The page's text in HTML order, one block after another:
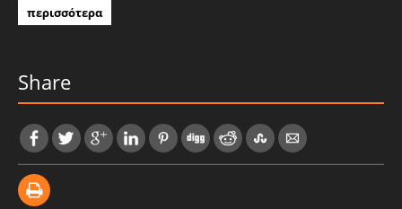
περισσότερα
Share